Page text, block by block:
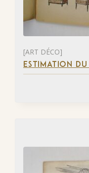
[ART DÉCO]
ESTIMATION